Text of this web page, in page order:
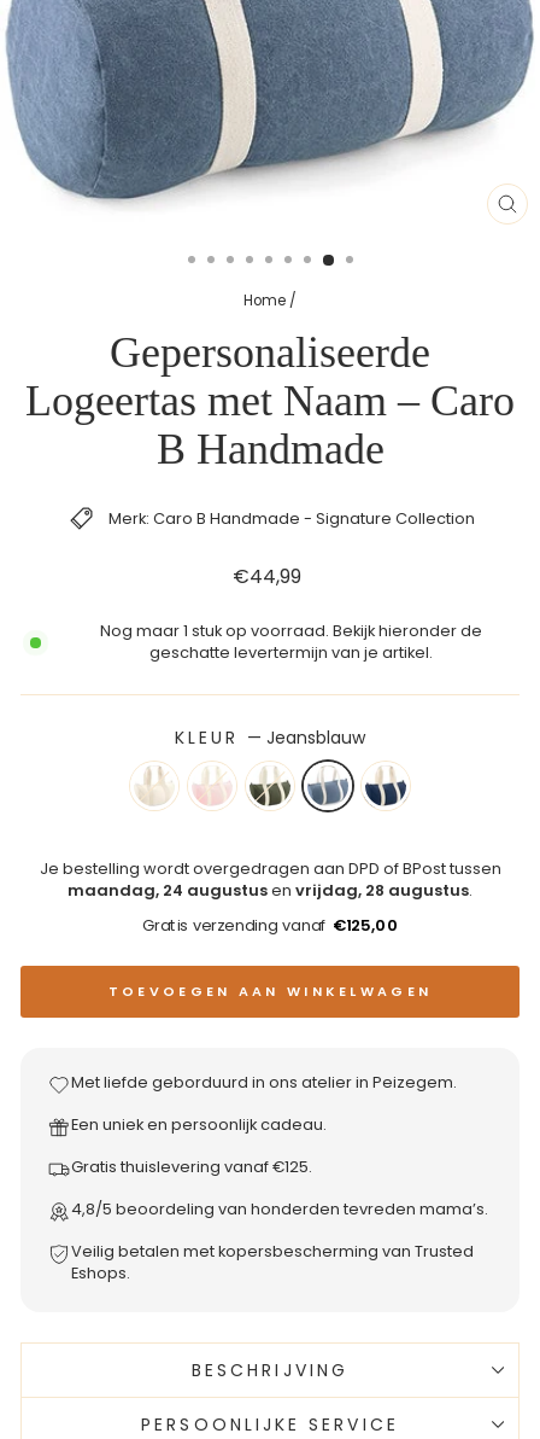
Home /
Gepersonaliseerde
Logeertas met Naam – Caro
B Handmade
Merk: Caro B Handmade - Signature Collection
Reguliere
€44,99
Nog maar 1 stuk op voorraad. Bekijk hieronder de
geschatte levertermijn van je artikel.
KLEUR —Jeansblauw
Je bestelling wordt overgedragen aan DPD of BPost tussen
maandag, 24 augustusen vrijdag, 28 augustus.
Gratis verzending vanaf €125,00
TOEVOEGEN AAN WINKELWAGEN
Met liefde geborduurd in ons atelier in Peizegem.
Een uniek en persoonlijk cadeau.
Gratis thuislevering vanaf €125.
4,8/5 beoordeling van honderden tevreden mama’s.
Veilig betalen met kopersbescherming van Trusted
Eshops.
BESCHRIJVING
PERSOONLIJKE SERVICE